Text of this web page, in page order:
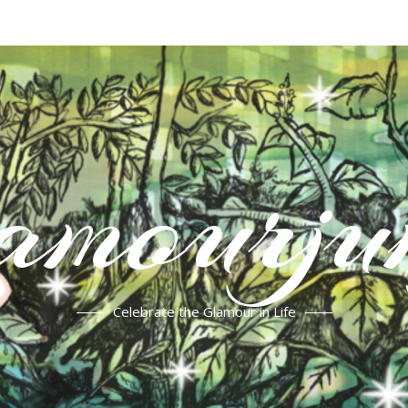
Celebrate the Glamour in Life